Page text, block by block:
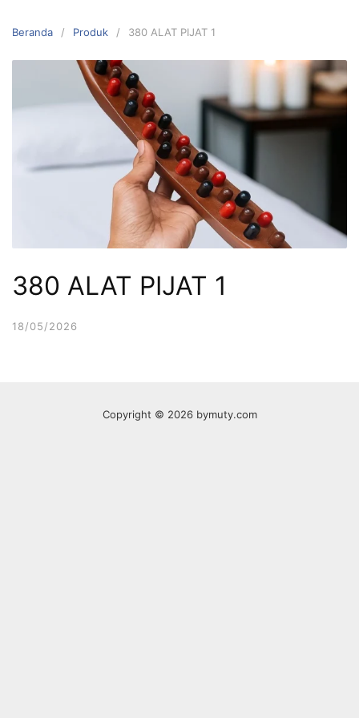
keBeranda Produk 380 ALAT PIJAT 1
380 ALAT PIJAT 1
18/05/2026
Copyright © 2026 bymuty.com